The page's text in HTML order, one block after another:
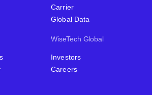
Carrier
Global Data
WiseTech Global
Investors
Careers